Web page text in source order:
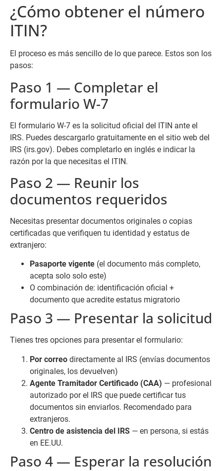
¿Cómo obtener el número
ITIN?
El proceso es más sencillo de lo que parece. Estos son los
pasos:
Paso 1 — Completar el
formulario W-7
El formulario W-7 es la solicitud oficial del ITIN ante el
IRS. Puedes descargarlo gratuitamente en el sitio web del
IRS (irs.gov). Debes completarlo en inglés e indicar la
razón por la que necesitas el ITIN.
Paso 2 — Reunir los
documentos requeridos
Necesitas presentar documentos originales o copias
certificadas que verifiquen tu identidad y estatus de
extranjero:
Pasaporte vigente (el documento más completo,
acepta solo solo este)
O combinación de: identificación oficial +
documento que acredite estatus migratorio
Paso 3 — Presentar la solicitud
Tienes tres opciones para presentar el formulario:
Por correo directamente al IRS (envías documentos
originales, los devuelven)
Agente Tramitador Certificado (CAA) — profesional
autorizado por el IRS que puede certificar tus
documentos sin enviarlos. Recomendado para
extranjeros.
Centro de asistencia del IRS — en persona, si estás
en EE.UU.
Paso 4 — Esperar la resolución